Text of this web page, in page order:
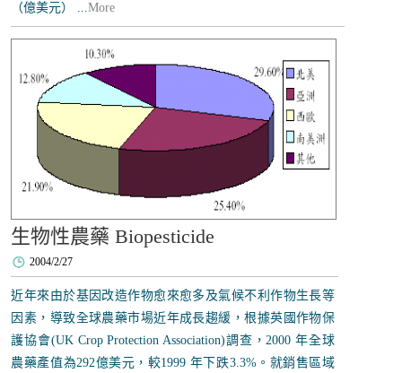
（億美元） ...More
生物性農藥 Biopesticide
2004/2/27
近年來由於基因改造作物愈來愈多及氣候不利作物生長等
因素，導致全球農藥市場近年成長趨緩，根據英國作物保
護協會(UK Crop Protection Association)調查，2000 年全球
農藥產值為292億美元，較1999 年下跌3.3%。就銷售區域